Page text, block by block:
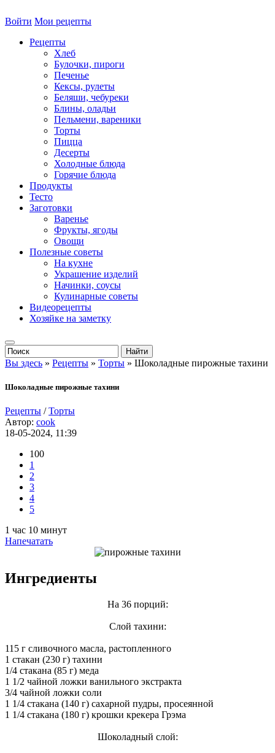
Войти Мои рецепты
Рецепты
Хлеб
Булочки, пироги
Печенье
Кексы, рулеты
Беляши, чебуреки
Блины, оладьи
Пельмени, вареники
Торты
Пицца
Десерты
Холодные блюда
Горячие блюда
Продукты
Тесто
Заготовки
Варенье
Фрукты, ягоды
Овощи
Полезные советы
На кухне
Украшение изделий
Начинки, соусы
Кулинарные советы
Видеорецепты
Хозяйке на заметку
Вы здесь » Рецепты » Торты » Шоколадные пирожные тахини
Шоколадные пирожные тахини
Рецепты /Торты
Автор: cook
18-05-2024, 11:39
100
1
2
3
4
5
1 час 10 минут
Напечатать
Ингредиенты
На 36 порций:
Слой тахини:
115 г сливочного масла, растопленного
1 стакан (230 г) тахини
1/4 стакана (85 г) меда
1 1/2 чайной ложки ванильного экстракта
3/4 чайной ложки соли
1 1/4 стакана (140 г) сахарной пудры, просеянной
1 1/4 стакана (180 г) крошки крекера Грэма
Шоколадный слой: